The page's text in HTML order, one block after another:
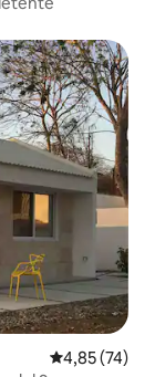
Évaluation
4,85 (74)